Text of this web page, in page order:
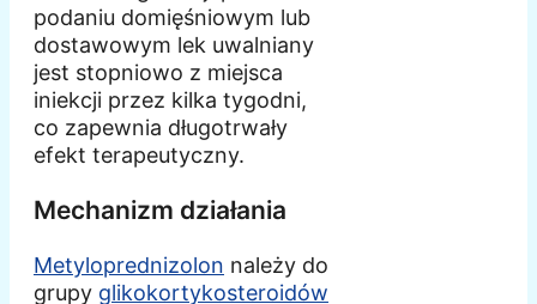
podaniu domięśniowym lub
dostawowym lek uwalniany
jest stopniowo z miejsca
iniekcji przez kilka tygodni,
co zapewnia długotrwały
efekt terapeutyczny.
Mechanizm działania
Metyloprednizolon należy do
grupy glikokortykosteroidów